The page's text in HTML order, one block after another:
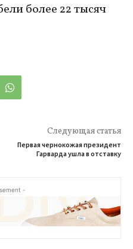
более 22 тысяч
Следующая статья
Первая чернокожая президент
Гарварда ушла в отставку
-